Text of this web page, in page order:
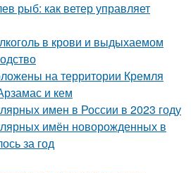
рыб: как ветер управляет
в крови и выдыхаемом
на территории Кремля
и кем
имен в России в 2023 году
имён новорожденных в
за год